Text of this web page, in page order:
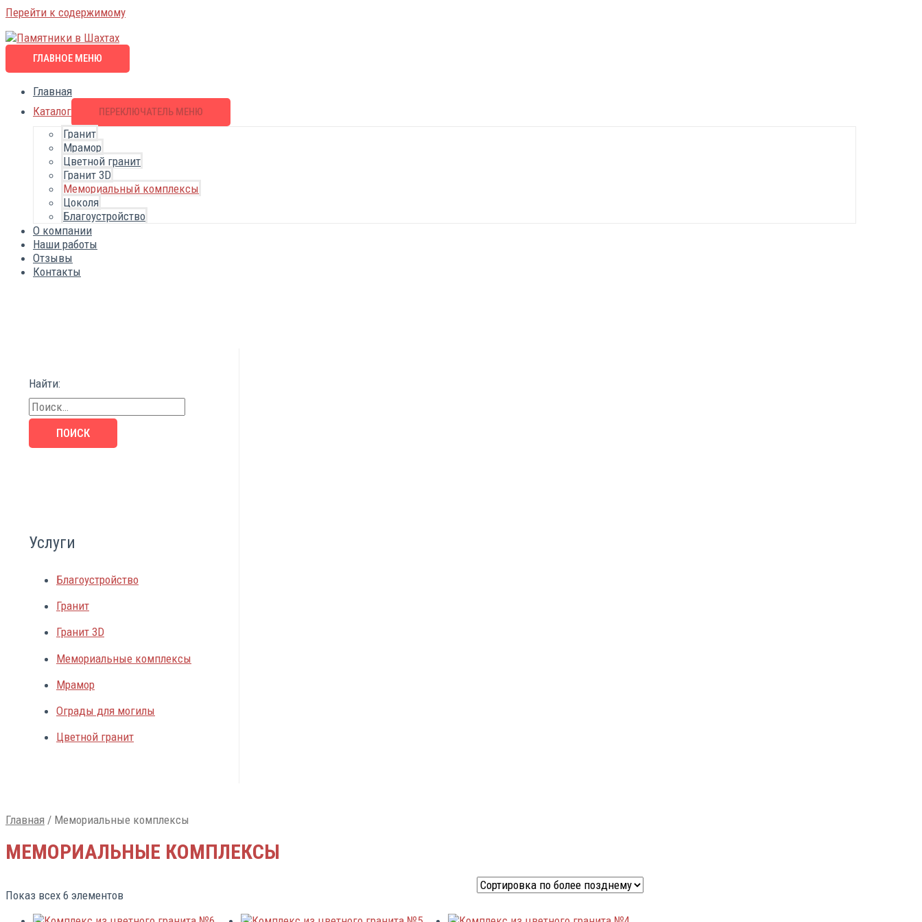
Перейти к содержимому
ГЛАВНОЕ МЕНЮ
Главная
Каталог
ПЕРЕКЛЮЧАТЕЛЬ МЕНЮ
Гранит
Мрамор
Цветной гранит
Гранит 3D
Мемориальный комплексы
Цоколя
Благоустройство
О компании
Наши работы
Отзывы
Контакты
Найти:
Услуги
Благоустройство
Гранит
Гранит 3D
Мемориальные комплексы
Мрамор
Ограды для могилы
Цветной гранит
Главная / Мемориальные комплексы
МЕМОРИАЛЬНЫЕ КОМПЛЕКСЫ
Показ всех 6 элементов